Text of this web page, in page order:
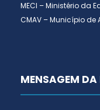
MECI – Ministério da
CMAV – Município de
MENSAGEM DA